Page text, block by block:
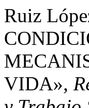
Ruiz
VIDA»,